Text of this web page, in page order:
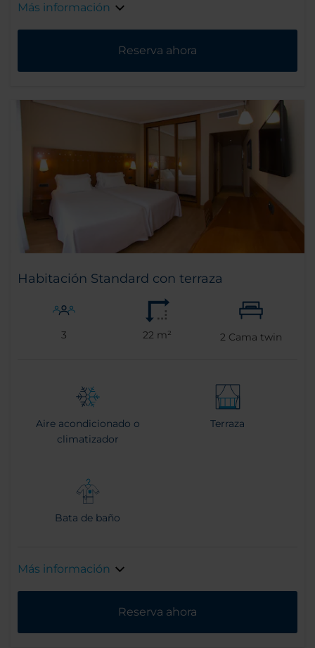
Más información
Reserva ahora
Habitación Standard con terraza
3 22 m² 2 Cama twin
Aire acondicionado o
climatizador
Terraza
Bata de baño
Más información
Reserva ahora